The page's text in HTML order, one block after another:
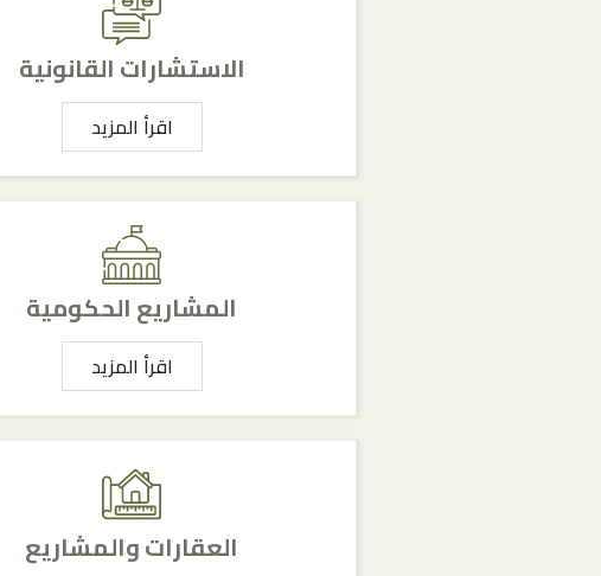
الاستشارات القانونية
اقرأ المزيد
المشاريع الحكومية
اقرأ المزيد
العقارات والمشاريع